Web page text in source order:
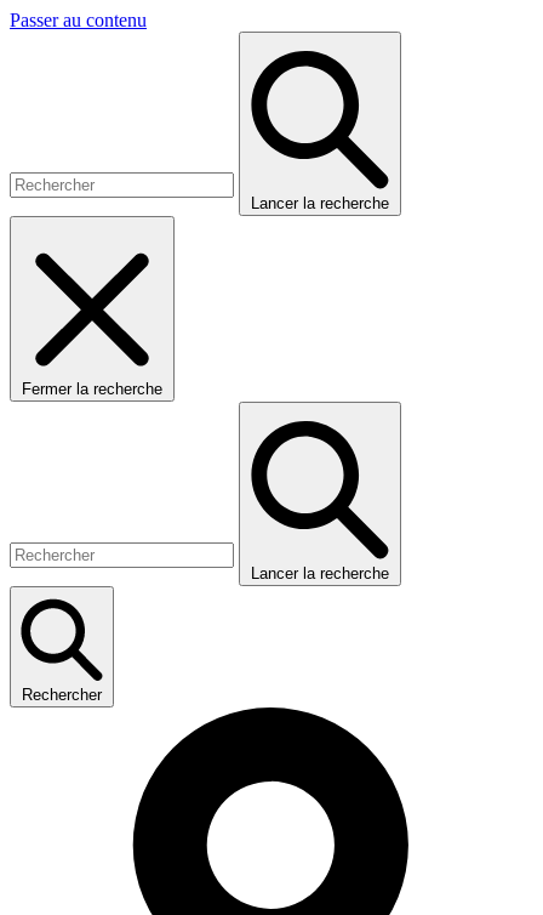
Passer au contenu
Lancer la recherche
Fermer la recherche
Lancer la recherche
Rechercher